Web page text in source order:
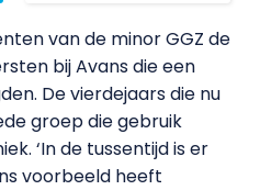
van de minor GGZ de
bij Avans die een
De vierdejaars die nu
groep die gebruik
‘In de tussentijd is er
voorbeeld heeft